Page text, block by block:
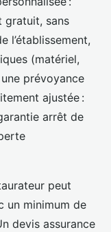
gratuit, sans
l’établissement,
(matériel,
prévoyance
ajustée :
arrêt de
peut
un minimum de
devis assurance